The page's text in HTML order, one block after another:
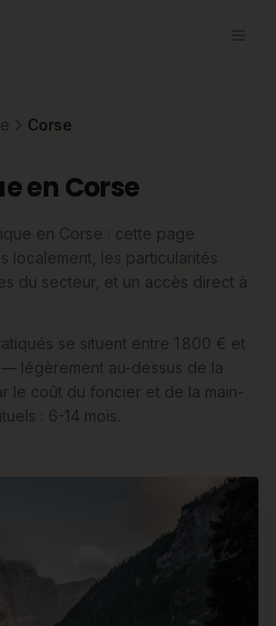
Corse
en Corse
en Corse : cette page
localement, les particularités
du secteur, et un accès direct à
se situent entre 1 800 € et
légèrement au-dessus de la
le coût du foncier et de la main-
: 6-14 mois.